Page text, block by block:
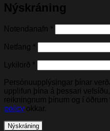
Nýskráning
Notendanafn *
Netfang *
Lykilorð *
Persónuupplýsingar þínar
upplifun þína á þessari
reikningnum þínum og í
policy okkar.
Nýskráning